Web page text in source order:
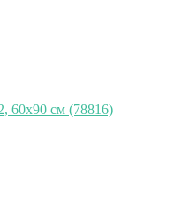
60х90 см (78816)